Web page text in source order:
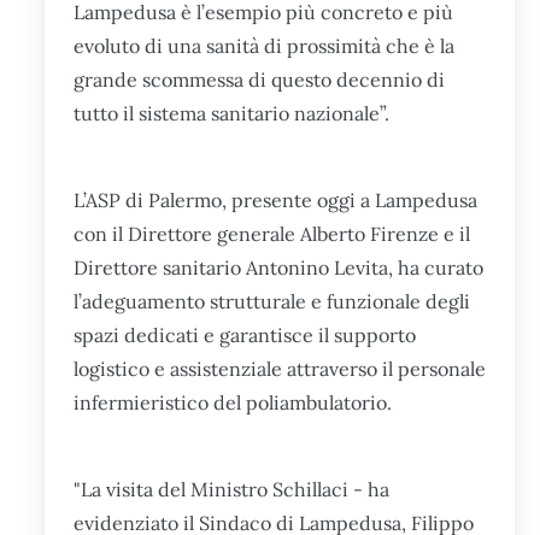
Lampedusa è l’esempio più concreto e più
evoluto di una sanità di prossimità che è la
grande scommessa di questo decennio di
tutto il sistema sanitario nazionale”.
L’ASP di Palermo, presente oggi a Lampedusa
con il Direttore generale Alberto Firenze e il
Direttore sanitario Antonino Levita, ha curato
l’adeguamento strutturale e funzionale degli
spazi dedicati e garantisce il supporto
logistico e assistenziale attraverso il personale
infermieristico del poliambulatorio.
"La visita del Ministro Schillaci - ha
evidenziato il Sindaco di Lampedusa, Filippo